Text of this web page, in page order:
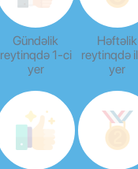
Gündəlik
reytinqdə 1-ci
yer
Həftəlik
reytinqdə
yer